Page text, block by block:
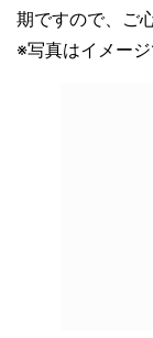
期ですので、ご
※写真はイメージ